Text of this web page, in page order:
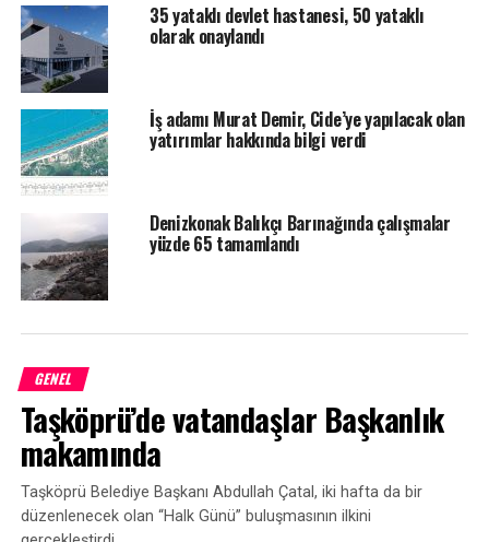
ETIKETLER MURAT DEMIR
SONRAKI HABER
Kılıç: “Kuzeykent’te çok sayıda çalışma gerçekleştirdik”
ÖNCEKI HABER
Başkan Babaş’a coşkulu karşılama
35 yataklı devlet hastanesi, 50 yataklı
olarak onaylandı
İş adamı Murat Demir, Cide’ye yapılacak olan
yatırımlar hakkında bilgi verdi
Denizkonak Balıkçı Barınağında çalışmalar
yüzde 65 tamamlandı
GENEL
Taşköprü’de vatandaşlar Başkanlık
makamında
Taşköprü Belediye Başkanı Abdullah Çatal, iki hafta da bir
düzenlenecek olan “Halk Günü” buluşmasının ilkini